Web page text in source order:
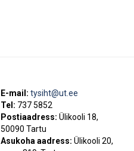
E-mail: tysiht@ut.ee
Tel: 737 5852
Postiaadress: Ülikooli 18,
50090 Tartu
Asukoha aadress: Ülikooli 20,